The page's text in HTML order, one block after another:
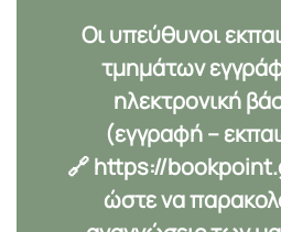
Οι υπεύθυνοι
τμημάτων
ηλεκτρονική
(εγγραφή –
🔗https://
ώστε να